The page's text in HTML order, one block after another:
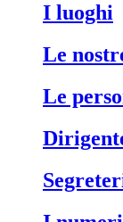
i luoghi
le
le